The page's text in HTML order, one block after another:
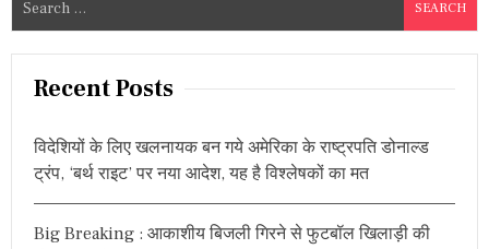
a
Recent Posts
विदेशियों के लिए खलनायक बन गये अमेरिका के राष्ट्रपति डोनाल्ड
ट्रंप, ‘बर्थ राइट’ पर नया आदेश, यह है विश्लेषकों का मत
Big Breaking : आकाशीय बिजली गिरने से फुटबॉल खिलाड़ी की